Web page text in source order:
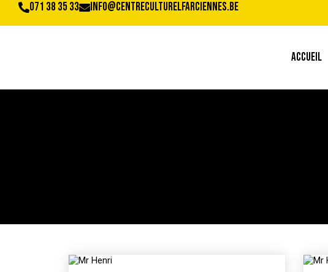
071 38 35 33 info@centreculturelfarciennes.be
ACCUEIL